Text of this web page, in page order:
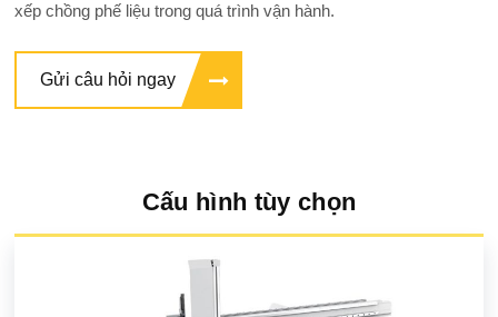
xếp chồng phế liệu trong quá trình vận hành.
Gửi câu hỏi ngay
Cấu hình tùy chọn